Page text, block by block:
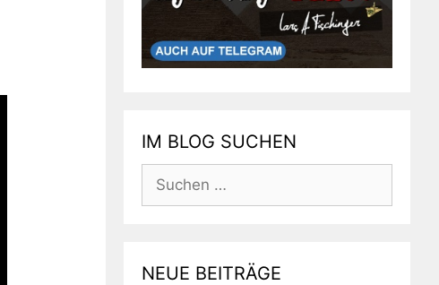
IM BLOG SUCHEN
Suchen
nach:
NEUE BEITRÄGE